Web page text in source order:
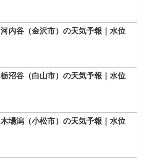
河内谷（金沢市）の天気予報｜水位
栃沼谷（白山市）の天気予報｜水位
木場潟（小松市）の天気予報｜水位